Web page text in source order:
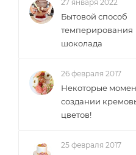
27 января 2022
Бытовой способ
темперирования
шоколада
26 февраля 2017
Некоторые
создании
цветов!
25 февраля 2017